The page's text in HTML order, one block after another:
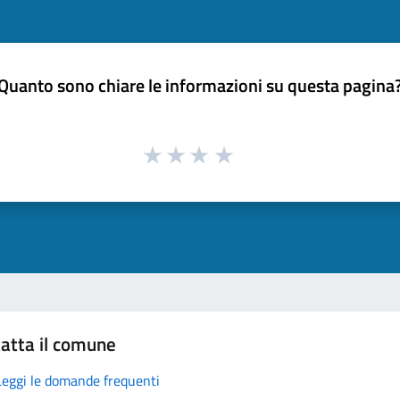
sono chiare le informazioni su questa
il comune
le domande frequenti